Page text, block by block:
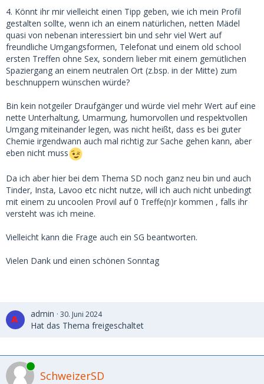
4. Könnt ihr mir vielleicht einen Tipp geben, wie ich mein Profil
gestalten sollte, wenn ich an einem natürlichen, netten Mädel
quasi von nebenan interessiert bin und sehr viel Wert auf
freundliche Umgangsformen, Telefonat und einem old school
ersten Treffen ohne Sex, sondern lieber mit einem gemütlichen
Spaziergang an einem neutralen Ort (z.bsp. in der Mitte) zum
beschnuppern wünschen würde?
Bin kein notgeiler Draufgänger und würde viel mehr Wert auf eine
nette Unterhaltung, Umarmung, humorvollen und respektvollen
Umgang miteinander legen, was nicht heißt, dass es bei guter
Chemie irgendwann auch mal richtig zur Sache gehen kann, aber
eben nicht muss
Da ich aber hier bei dem Thema SD noch ganz neu bin und auch
Tinder, Insta, Lavoo etc nicht nutze, will ich auch nicht unbedingt
mit einem zu uncoolen Provil auf 0 Treffe(n)r kommen , falls ihr
versteht was ich meine.
Vielleicht kann die Frage auch ein SG beantworten.
Vielen Dank und einen schönen Sonntag
admin 30. Juni 2024
Hat das Thema freigeschaltet
Online
SchweizerSD